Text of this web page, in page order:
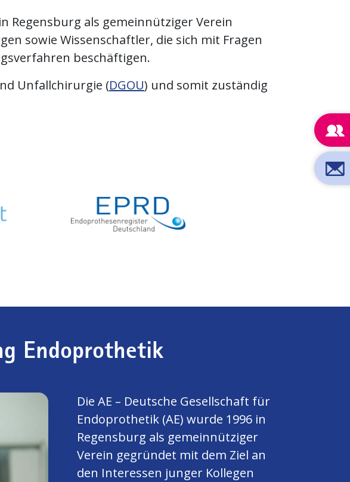
Regensburg als gemeinnütziger Verein
sowie Wissenschaftler, die sich mit Fragen
beschäftigen.
Unfallchirurgie (DGOU) und somit zuständig
Endoprothetik
Die AE – Deutsche Gesellschaft für
Endoprothetik (AE) wurde 1996 in
Regensburg als gemeinnütziger
Verein gegründet mit dem Ziel an
den Interessen junger Kollegen